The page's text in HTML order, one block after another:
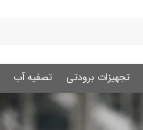
تجهیزات برودتی تصفیه آب